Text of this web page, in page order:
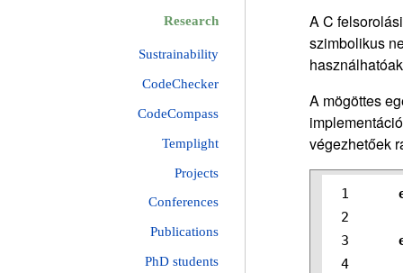
Research
Sustrainability
CodeChecker
CodeCompass
Templight
Projects
Conferences
Publications
PhD students
A C
szimbolikus
A mögöttes
végezhetőek
1
2
3
4